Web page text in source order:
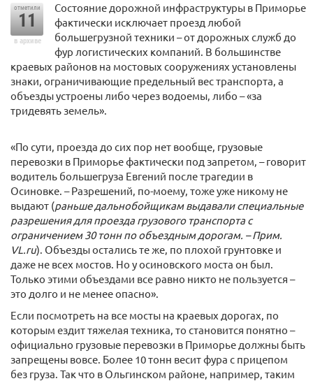
отметили
11
в архиве
Состояние дорожной инфраструктуры в Приморье
фактически исключает проезд любой
большегрузной техники – от дорожных служб до
фур логистических компаний. В большинстве
краевых районов на мостовых сооружениях установлены
знаки, ограничивающие предельный вес транспорта, а
объезды устроены либо через водоемы, либо – «за
тридевять земель».
«По сути, проезда до сих пор нет вообще, грузовые
перевозки в Приморье фактически под запретом, – говорит
водитель большегруза Евгений после трагедии в
Осиновке. – Разрешений, по-моему, тоже уже никому не
выдают (раньше дальнобойщикам выдавали специальные
разрешения для проезда грузового транспорта с
ограничением 30 тонн по объездным дорогам. – Прим.
VL.ru). Объезды остались те же, по плохой грунтовке и
даже не всех мостов. Но у осиновского моста он был.
Только этими объездами все равно никто не пользуется –
это долго и не менее опасно».
Если посмотреть на все мосты на краевых дорогах, по
которым ездит тяжелая техника, то становится понятно –
официально грузовые перевозки в Приморье должны быть
запрещены вовсе. Более 10 тонн весит фура с прицепом
без груза. Так что в Ольгинском районе, например, таким